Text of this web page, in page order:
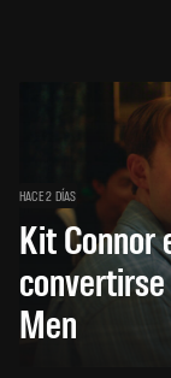
HACE 2 DÍAS
Kit Connor
Men